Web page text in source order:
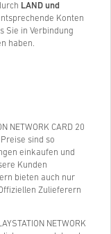
LAND und
Konten
Sie in Verbindung
haben.
NETWORK CARD 20
sind so
einkaufen und
Kunden
bieten auch nur
Zulieferern
NETWORK